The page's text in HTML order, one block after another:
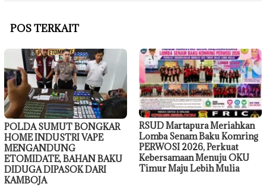
POS TERKAIT
POLDA SUMUT BONGKAR
HOME INDUSTRI VAPE
MENGANDUNG
ETOMIDATE, BAHAN BAKU
DIDUGA DIPASOK DARI
KAMBOJA
RSUD Martapura Meriahkan
Lomba Senam Baku Komring
PERWOSI 2026, Perkuat
Kebersamaan Menuju OKU
Timur Maju Lebih Mulia